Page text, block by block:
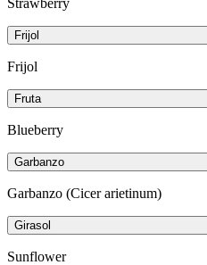
Frijol
Frijol
Fruta
Blueberry
Garbanzo
Garbanzo (Cicer arietinum)
Girasol
Sunflower